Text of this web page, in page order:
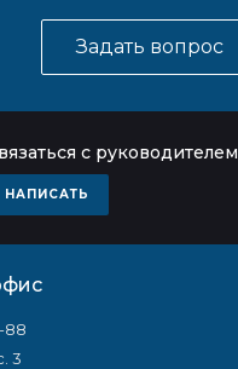
Задать вопрос
с руководителем
НАПИСАТЬ
88
3